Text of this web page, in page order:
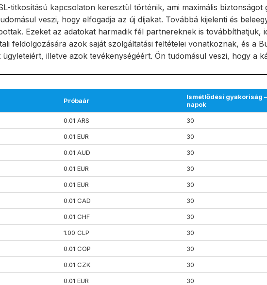
titkosítású kapcsolaton keresztül történik, ami maximális
veszi, hogy elfogadja az új díjakat. Továbbá kijelenti és
Ezeket az adatokat harmadik fél partnereknek is továbbíthatjuk,
feldolgozására azok saját szolgáltatási feltételei vonatkoznak, és a
illetve azok tevékenységéért. Ön tudomásul veszi, hogy a
Próbaár
Ismétlődési gyakoriság –
napok
0.01 ARS 30
0.01 EUR 30
0.01 AUD 30
0.01 EUR 30
0.01 EUR 30
0.01 CAD 30
0.01 CHF 30
1.00 CLP 30
0.01 COP 30
0.01 CZK 30
0.01 EUR 30